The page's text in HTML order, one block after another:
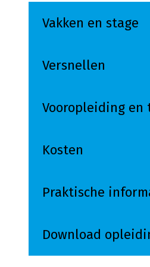
Vakken en stage
Versnellen
Vooropleiding
Kosten
Praktische
Download